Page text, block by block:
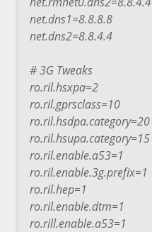
net.dns1=8.8.8.8
net.dns2=8.8.4.4
# 3G Tweaks
ro.ril.hsxpa=2
ro.ril.gprsclass=10
ro.ril.hsdpa.category=20
ro.ril.hsupa.category=15
ro.ril.enable.a53=1
ro.ril.enable.3g.prefix=1
ro.ril.hep=1
ro.ril.enable.dtm=1
ro.rill.enable.a53=1